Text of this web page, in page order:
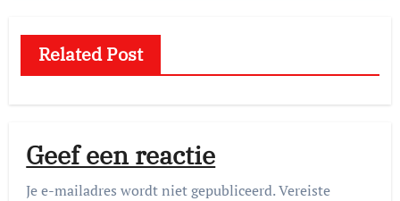
Related Post
Geef een reactie
Je e-mailadres wordt niet gepubliceerd.Vereiste